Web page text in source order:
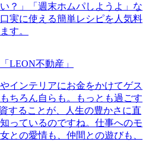
？」「週末ホムパしようよ」な
実に使える簡単レシピを人気料
す。
LEON不動産」
インテリアにお金をかけてゲス
ちろん自らも。もっとも過ごす
することが、人生の豊かさに直
っているのですね。仕事へのモ
との愛情も、仲間との遊びも、